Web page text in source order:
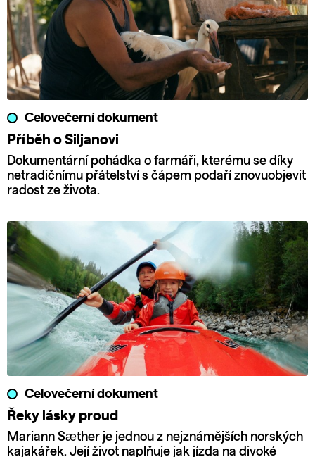
Celovečerní dokument
Příběh o Siljanovi
Dokumentární pohádka o farmáři, kterému se díky
netradičnímu přátelství s čápem podaří znovuobjevit
radost ze života.
Celovečerní dokument
Řeky lásky proud
Mariann Sæther je jednou z nejznámějších norských
kajakářek. Její život naplňuje jak jízda na divoké